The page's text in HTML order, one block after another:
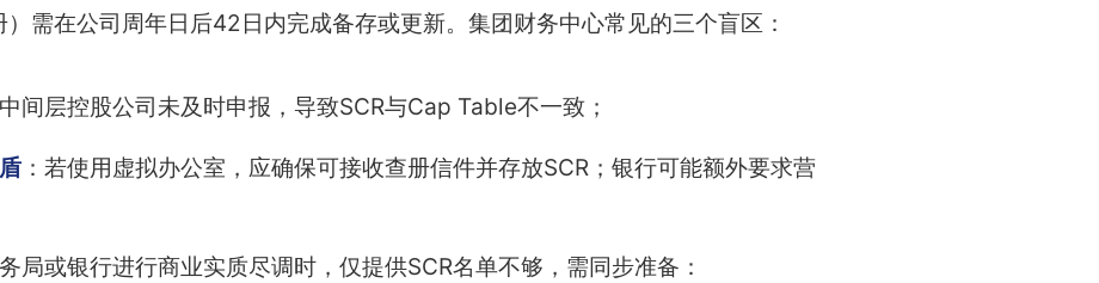
需在公司周年日后42日内完成备存或更新。集团财务中心常见的三个盲区：
间层控股公司未及时申报，导致SCR与Cap Table不一致；
：若使用虚拟办公室，应确保可接收查册信件并存放SCR；银行可能额外要求营
局或银行进行商业实质尽调时，仅提供SCR名单不够，需同步准备：